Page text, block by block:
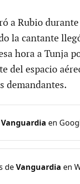
a Rubio
la cantante
hora a Tunja
del espacio
demandantes.
Vanguardia en
deVanguardia en